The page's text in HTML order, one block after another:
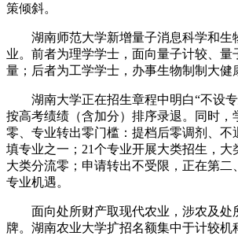
策倾斜。
湖南师范大学新增量子消息科学和生
业。前者为理学学士，面向量子计较、量
量；后者为工学学士，办事生物制制大健
湖南大学正在招生章程中明白“不设专
按高考绩绩（含加分）排序录退。同时，
零、专业转出零门槛：提档后零调剂、不
填专业之一；21个专业开展大类招生，大
大类分流零；申请转出不受限，正在第二
专业机遇。
面向处所财产取现代农业，涉农及处
牌。湖南农业大学扩招名额集中于计较机